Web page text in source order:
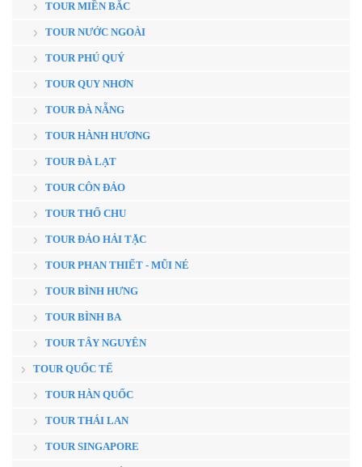
TOUR MIỀN BẮC
TOUR NƯỚC NGOÀI
TOUR PHÚ QUÝ
TOUR QUY NHƠN
TOUR ĐÀ NẴNG
TOUR HÀNH HƯƠNG
TOUR ĐÀ LẠT
TOUR CÔN ĐẢO
TOUR THỔ CHU
TOUR ĐẢO HẢI TẶC
TOUR PHAN THIẾT - MŨI NÉ
TOUR BÌNH HƯNG
TOUR BÌNH BA
TOUR TÂY NGUYÊN
TOUR QUỐC TẾ
TOUR HÀN QUỐC
TOUR THÁI LAN
TOUR SINGAPORE